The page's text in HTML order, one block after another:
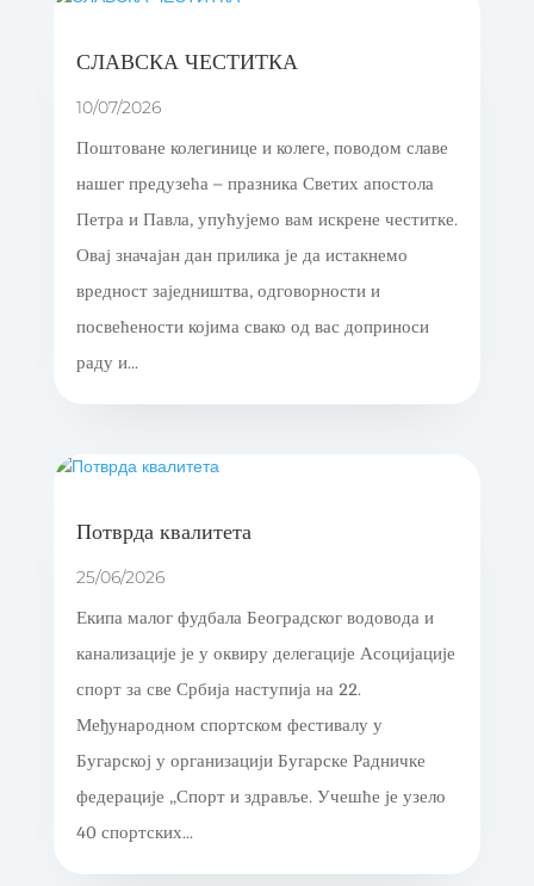
СЛАВСКА ЧЕСТИТКА
10/07/2026
Поштоване колегинице и колеге, поводом славе
нашег предузећа – празника Светих апостола
Петра и Павла, упућујемо вам искрене честитке.
Овај значајан дан прилика је да истакнемо
вредност заједништва, одговорности и
посвећености којима свако од вас доприноси
раду и...
Потврда квалитета
25/06/2026
Екипа малог фудбала Београдског водовода и
канализације је у оквиру делегације Асоцијације
спорт за све Србија наступија на 22.
Међународном спортском фестивалу у
Бугарској у организацији Бугарске Радничке
федерације „Спорт и здравље. Учешће је узело
40 спортских...